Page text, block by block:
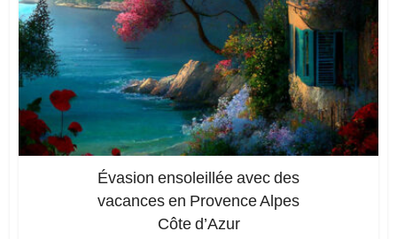
Évasion ensoleillée avec des
vacances en Provence Alpes
Côte d’Azur